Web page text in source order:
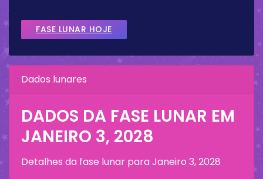
FASE LUNAR HOJE
Dados lunares
DADOS DA FASE LUNAR EM
JANEIRO 3, 2028
Detalhes da fase lunar paraJaneiro 3, 2028